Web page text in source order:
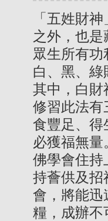
「五姓財
之外，也
眾生所有
白、黑、綠
其中，白財
修習此法有
食豐足、得
必獲福無量
佛學會住持
持薈供及招
會，將能迅
糧，成辦不